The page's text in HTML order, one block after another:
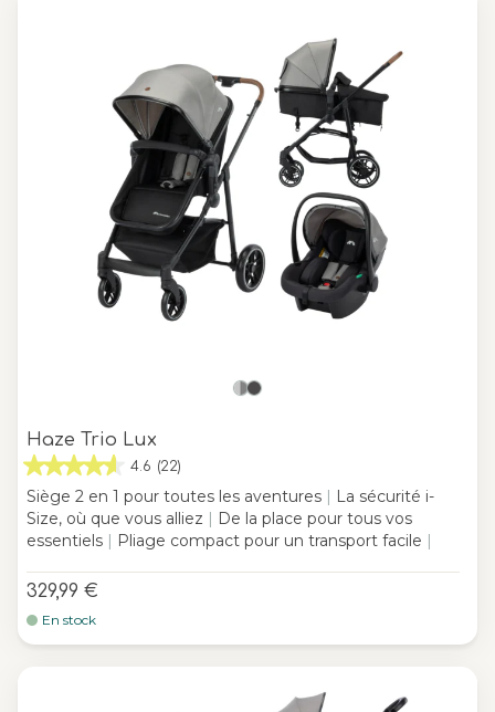
Haze Trio Lux
4.6 (22)
Siège 2 en 1 pour toutes les aventures | La sécurité i-
Size, où que vous alliez | De la place pour tous vos
essentiels | Pliage compact pour un transport facile |
329,99 €
En stock